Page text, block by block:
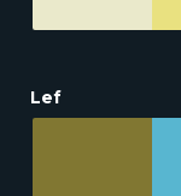
Lef